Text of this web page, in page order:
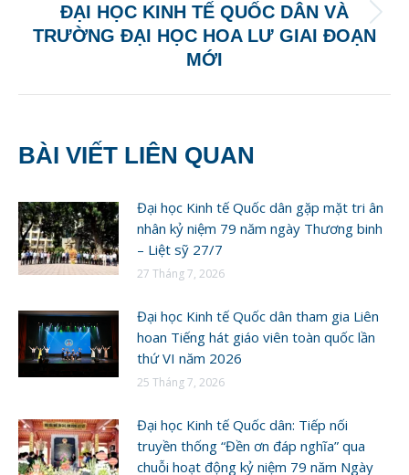
Next
post:
ĐẠI HỌC KINH TẾ QUỐC DÂN VÀ
TRƯỜNG ĐẠI HỌC HOA LƯ GIAI ĐOẠN
MỚI
BÀI VIẾT LIÊN QUAN
Đại học Kinh tế Quốc dân gặp mặt tri ân
nhân kỷ niệm 79 năm ngày Thương binh
– Liệt sỹ 27/7
27 Tháng 7, 2026
Đại học Kinh tế Quốc dân tham gia Liên
hoan Tiếng hát giáo viên toàn quốc lần
thứ VI năm 2026
25 Tháng 7, 2026
Đại học Kinh tế Quốc dân: Tiếp nối
truyền thống “Đền ơn đáp nghĩa” qua
chuỗi hoạt động kỷ niệm 79 năm Ngày